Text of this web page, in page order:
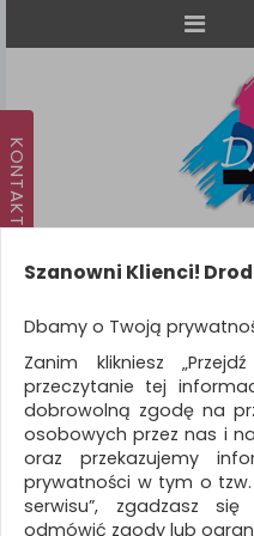
KATEGORIE
WSZYSTKIE KATEGORIE
FILTRY
Szanowni Klienci!
Dbamy o Twoją
Zanim klikniesz
przeczytanie tej
dobrowolną zgodę na
osobowych przez nas i
oraz przekazujemy
prywatności w tym o tzw.
serwisu”, zgadzasz
odmówić zgody lub